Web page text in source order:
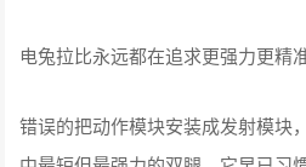
电兔拉比永远都在追求更强力更精
错误的把动作模块安装成发射模块